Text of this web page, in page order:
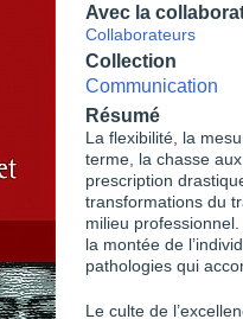
Avec la
Collaborateurs
Collection
Communication
Résumé
La flexibilité, la
terme, la chasse
prescription
transformations du
milieu
la montée de
pathologies qui
Le culte de